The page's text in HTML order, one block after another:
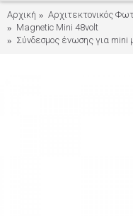
Αρχική Αρχιτεκτονικός
Magnetic Mini 48volt
Σύνδεσμος ένωσης για mini